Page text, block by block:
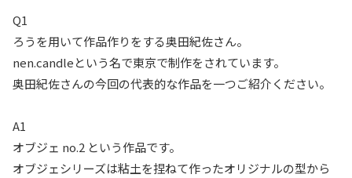
Q1
ろうを用いて作品作りをする奥田紀佐さん。
nen.candleという名で東京で制作をされています。
奥田紀佐さんの今回の代表的な作品を一つご紹介ください。
A1
オブジェ no.2 という作品です。
オブジェシリーズは粘土を捏ねて作ったオリジナルの型から